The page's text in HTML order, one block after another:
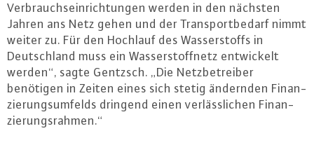
Ver­brauchs­ein­rich­tun­gen werden in den nächsten
Jahren ans Netz gehen und der Trans­port­be­darf nimmt
weiter zu. Für den Hochlauf des Was­ser­stoffs in
Deutsch­land muss ein Was­ser­stoff­netz ent­wi­ckelt
werden“, sagte Gentzsch. „Die Netz­be­trei­ber
benötigen in Zeiten eines sich stetig ändernden Fi­nan­
zie­rungs­um­felds dringend einen ver­läss­li­chen Fi­nan­
zie­rungs­rah­men.“